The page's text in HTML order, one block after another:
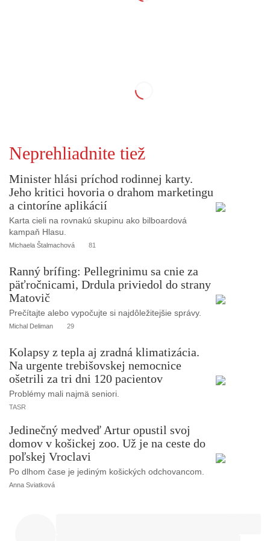
Neprehliadnite tiež
Minister hlási príchod rodinnej karty.
Jeho kritici hovoria o drahom marketingu
a cintoríne aplikácií
Karta cieli na rovnakú skupinu ako bilboardová
kampaň Hlasu.
Michaela Štalmachová 81
Ranný brífing: Pellegrinimu sa cnie za
päťročnicami, Drdula priviedol do strany
Matovič
Prečítajte alebo vypočujte si najdôležitejšie správy.
Michal Deliman 29
Kolapsy z tepla aj zradná klimatizácia.
Na urgente trebišovskej nemocnice
ošetrili za tri dni 120 pacientov
Problémy mali najmä seniori.
TASR
Jedinečný medveď Artur opustil svoj
domov v košickej zoo. Už je na ceste do
poľskej Vroclavi
Po dlhom čase je jediným košických odchovancom.
Anna Sviatková